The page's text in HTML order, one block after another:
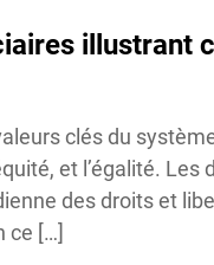
illustrant
clés du
et l’égalité.
des droits et
ce […]